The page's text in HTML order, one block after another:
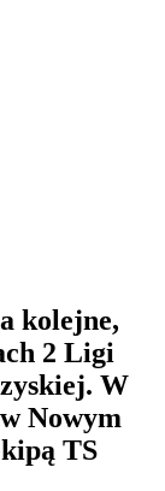
kolejne,
2 Ligi
W
Nowym
TS